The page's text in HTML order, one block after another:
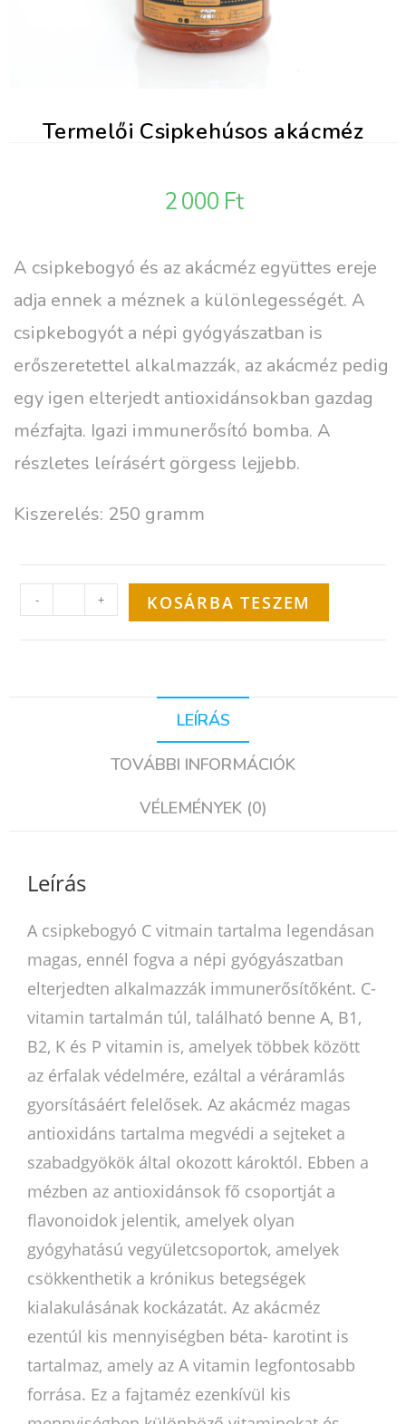
Termelői Csipkehúsos akácméz
2 000 Ft
A csipkebogyó és az akácméz együttes ereje
adja ennek a méznek a különlegességét. A
csipkebogyót a népi gyógyászatban is
erőszeretettel alkalmazzák, az akácméz pedig
egy igen elterjedt antioxidánsokban gazdag
mézfajta. Igazi immunerősító bomba. A
részletes leírásért görgess lejjebb.
Kiszerelés: 250 gramm
- + KOSÁRBA TESZEM
LEÍRÁS
TOVÁBBI INFORMÁCIÓK
VÉLEMÉNYEK (0)
Leírás
A csipkebogyó C vitmain tartalma legendásan
magas, ennél fogva a népi gyógyászatban
elterjedten alkalmazzák immunerősítőként. C-
vitamin tartalmán túl, található benne A, B1,
B2, K és P vitamin is, amelyek többek között
az érfalak védelmére, ezáltal a véráramlás
gyorsításáért felelősek. Az akácméz magas
antioxidáns tartalma megvédi a sejteket a
szabadgyökök által okozott károktól. Ebben a
mézben az antioxidánsok fő csoportját a
flavonoidok jelentik, amelyek olyan
gyógyhatású vegyületcsoportok, amelyek
csökkenthetik a krónikus betegségek
kialakulásának kockázatát. Az akácméz
ezentúl kis mennyiségben béta- karotint is
tartalmaz, amely az A vitamin legfontosabb
forrása. Ez a fajtaméz ezenkívül kis